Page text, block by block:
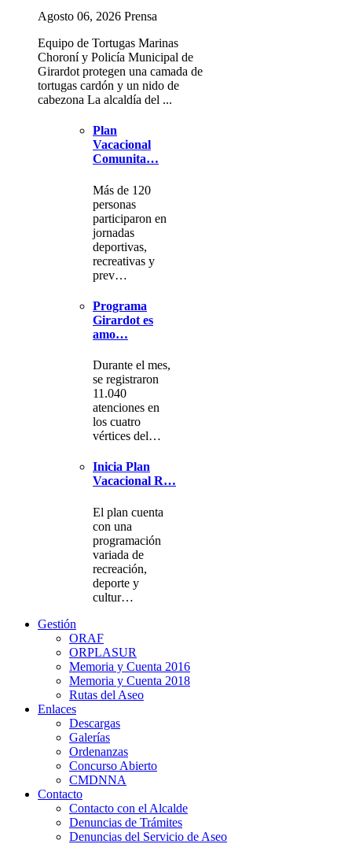
Agosto 06, 2026 Prensa
Equipo de Tortugas Marinas
Choroní y Policía Municipal de
Girardot protegen una camada de
tortugas cardón y un nido de
cabezona La alcaldía del ...
Plan
Vacacional
Comunita…
Más de 120
personas
participaron en
jornadas
deportivas,
recreativas y
prev…
Programa
Girardot es
amo…
Durante el mes,
se registraron
11.040
atenciones en
los cuatro
vértices del…
Inicia Plan
Vacacional R…
El plan cuenta
con una
programación
variada de
recreación,
deporte y
cultur…
Gestión
ORAF
ORPLASUR
Memoria y Cuenta 2016
Memoria y Cuenta 2018
Rutas del Aseo
Enlaces
Descargas
Galerías
Ordenanzas
Concurso Abierto
CMDNNA
Contacto
Contacto con el Alcalde
Denuncias de Trámites
Denuncias del Servicio de Aseo